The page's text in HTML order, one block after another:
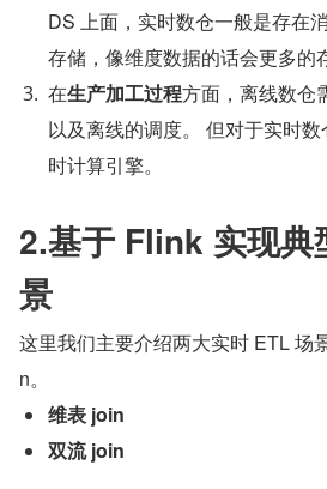
DS 上面，实时数仓一般是存在
存储，像维度数据的话会更多的
在生产加工过程方面，离线数仓
以及离线的调度。 但对于实时
时计算引擎。
2.基于 Flink 实现典
景
这里我们主要介绍两大实时 ETL 场
n。
维表 join
双流 join